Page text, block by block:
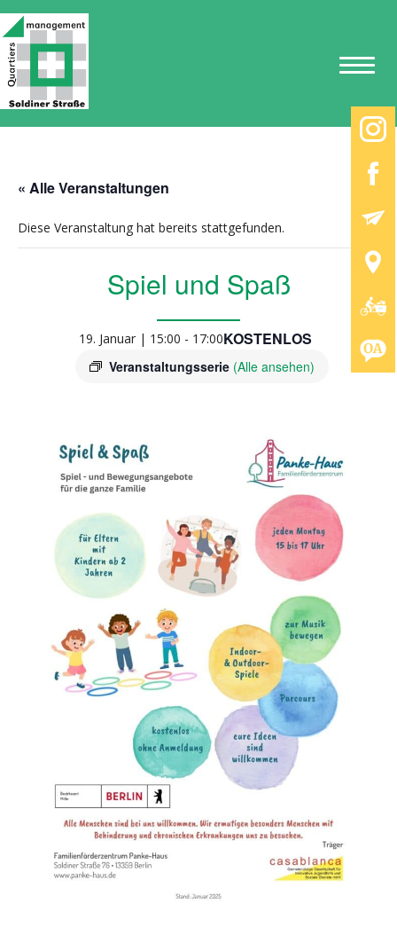
« Alle Veranstaltungen
Diese Veranstaltung hat bereits stattgefunden.
Spiel und Spaß
19. Januar | 15:00 - 17:00
Veranstaltungsserie (Alle ansehen)
KOSTENLOS